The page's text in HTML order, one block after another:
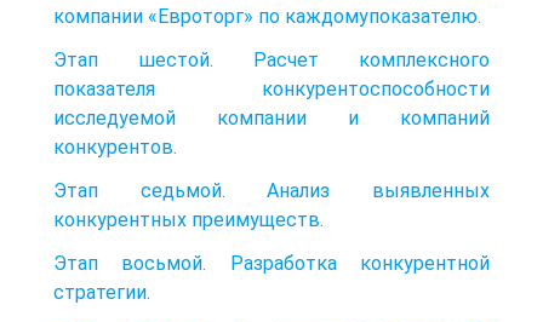
компании «Евроторг» по каждомупоказателю.
Этап шестой. Расчет комплексного
показателя конкурентоспособности
исследуемой компании и компаний
конкурентов.
Этап седьмой. Анализ выявленных
конкурентных преимуществ.
Этап восьмой. Разработка конкурентной
стратегии.